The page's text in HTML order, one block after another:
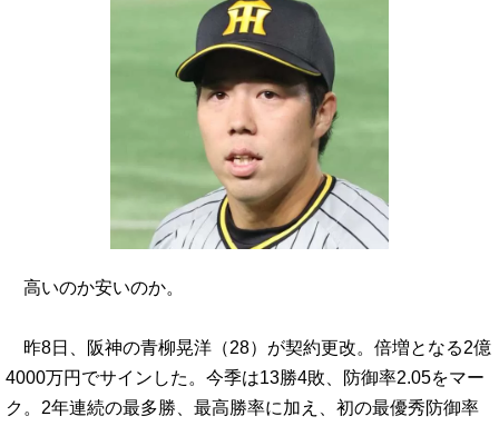
高いのか安いのか。
昨8日、阪神の青柳晃洋（28）が契約更改。倍増となる2億
4000万円でサインした。今季は13勝4敗、防御率2.05をマー
ク。2年連続の最多勝、最高勝率に加え、初の最優秀防御率